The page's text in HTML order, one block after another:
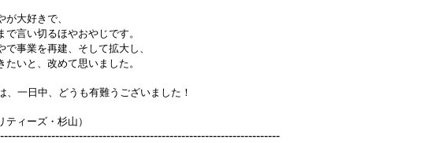
大好きで、
で言い切るほやおやじです。
事業を再建、そして拡大し、
いと、改めて思いました。
、一日中、どうも有難うございました！
ティーズ・杉山）